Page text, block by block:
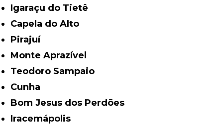
Igaraçu do Tietê
Capela do Alto
Pirajuí
Monte Aprazível
Teodoro Sampaio
Cunha
Bom Jesus dos Perdões
Iracemápolis